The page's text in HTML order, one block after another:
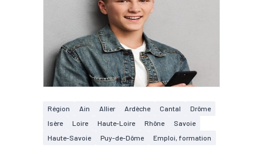
Région Ain Allier Ardèche Cantal
Drôme
Isère
Loire Haute-Loire Rhône
Savoie
Haute-Savoie
Puy-de-Dôme Emploi, formation